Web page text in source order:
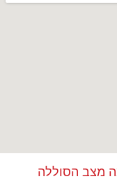
מצב הסוללה